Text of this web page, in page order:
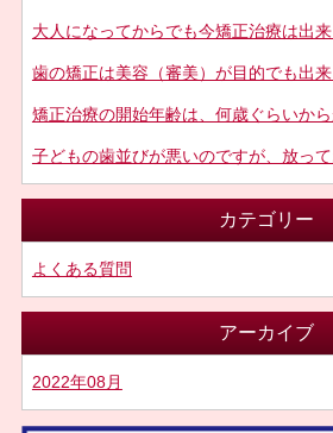
大人になってからでも今矯正治療は出
歯の矯正は美容（審美）が目的でも出
矯正治療の開始年齢は、何歳ぐらいか
子どもの歯並びが悪いのですが、放っ
カテゴリー
よくある質問
アーカイブ
2022年08月